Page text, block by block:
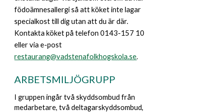
födoämnesallergi så att köket inte lagar
specialkost till dig utan att du är där.
Kontakta köketpå telefon 0143-157 10
eller via e-post
restaurang@vadstenafolkhogskola.se.
ARBETSMILJÖGRUPP
I gruppen ingår två skyddsombud från
medarbetare, två deltagarskyddsombud,